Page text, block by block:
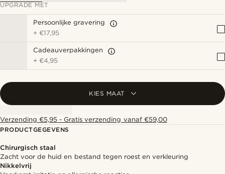
UPGRADE MET
Persoonlijke gravering
+€17,95
Cadeauverpakkingen
+€4,95
KIES MAAT
Verzending €5,95 - Gratis verzending vanaf €59,00
PRODUCTGEGEVENS
Chirurgisch staal
Zacht voor de huid en bestand tegen roest en verkleuring
Nikkelvrij